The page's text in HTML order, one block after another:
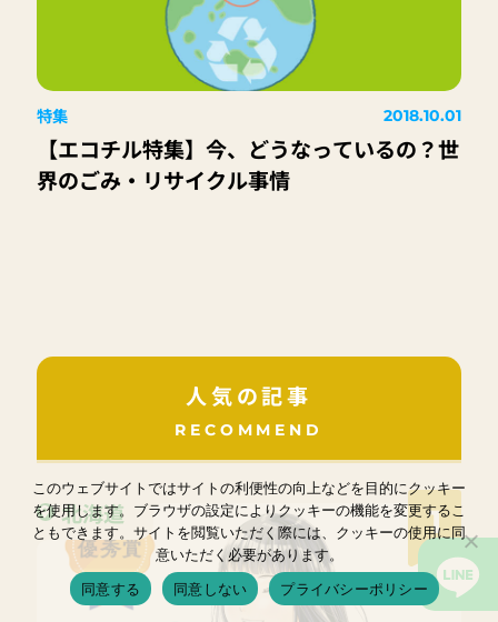
特集 2018.10.01
【エコチル特集】今、どうなっているの？世
界のごみ・リサイクル事情
人気の記事
RECOMMEND
1
北海道
このウェブサイトではサイトの利便性の向上などを目的にクッキー
を使用します。ブラウザの設定によりクッキーの機能を変更するこ
ともできます。サイトを閲覧いただく際には、クッキーの使用に同
意いただく必要があります。
同意する
同意しない プライバシーポリシー